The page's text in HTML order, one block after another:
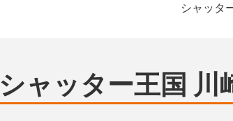
シャッタ
シャッター王国 川